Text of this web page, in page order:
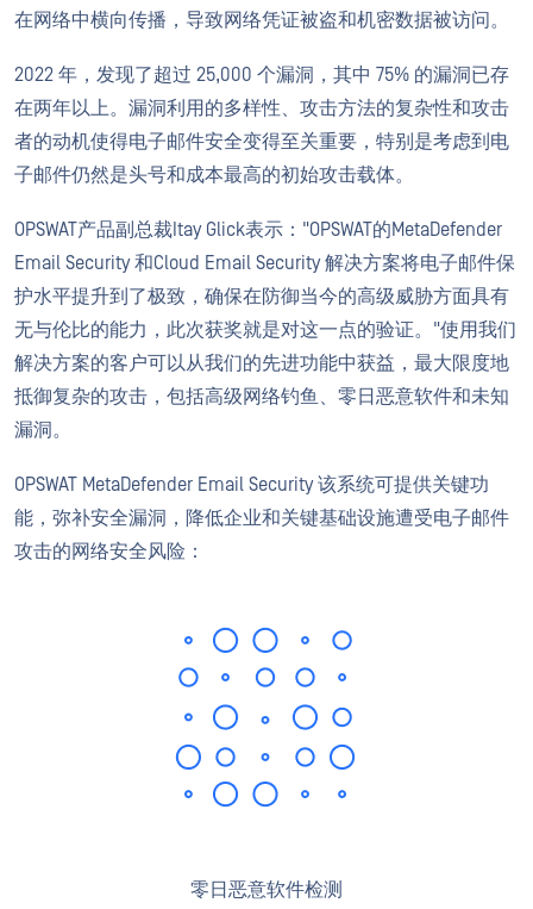
在网络中横向传播，导致网络凭证被盗和机密数据被访问。
2022 年，发现了超过 25,000 个漏洞，其中 75% 的漏洞已存
在两年以上。漏洞利用的多样性、攻击方法的复杂性和攻击
者的动机使得电子邮件安全变得至关重要，特别是考虑到电
子邮件仍然是头号和成本最高的初始攻击载体。
OPSWAT产品副总裁Itay Glick表示："OPSWAT的MetaDefender
Email Security 和Cloud Email Security 解决方案将电子邮件保
护水平提升到了极致，确保在防御当今的高级威胁方面具有
无与伦比的能力，此次获奖就是对这一点的验证。"使用我们
解决方案的客户可以从我们的先进功能中获益，最大限度地
抵御复杂的攻击，包括高级网络钓鱼、零日恶意软件和未知
漏洞。
OPSWAT MetaDefender Email Security 该系统可提供关键功
能，弥补安全漏洞，降低企业和关键基础设施遭受电子邮件
攻击的网络安全风险：
零日恶意软件检测